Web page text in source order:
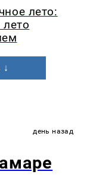
лето:
лето
день назад